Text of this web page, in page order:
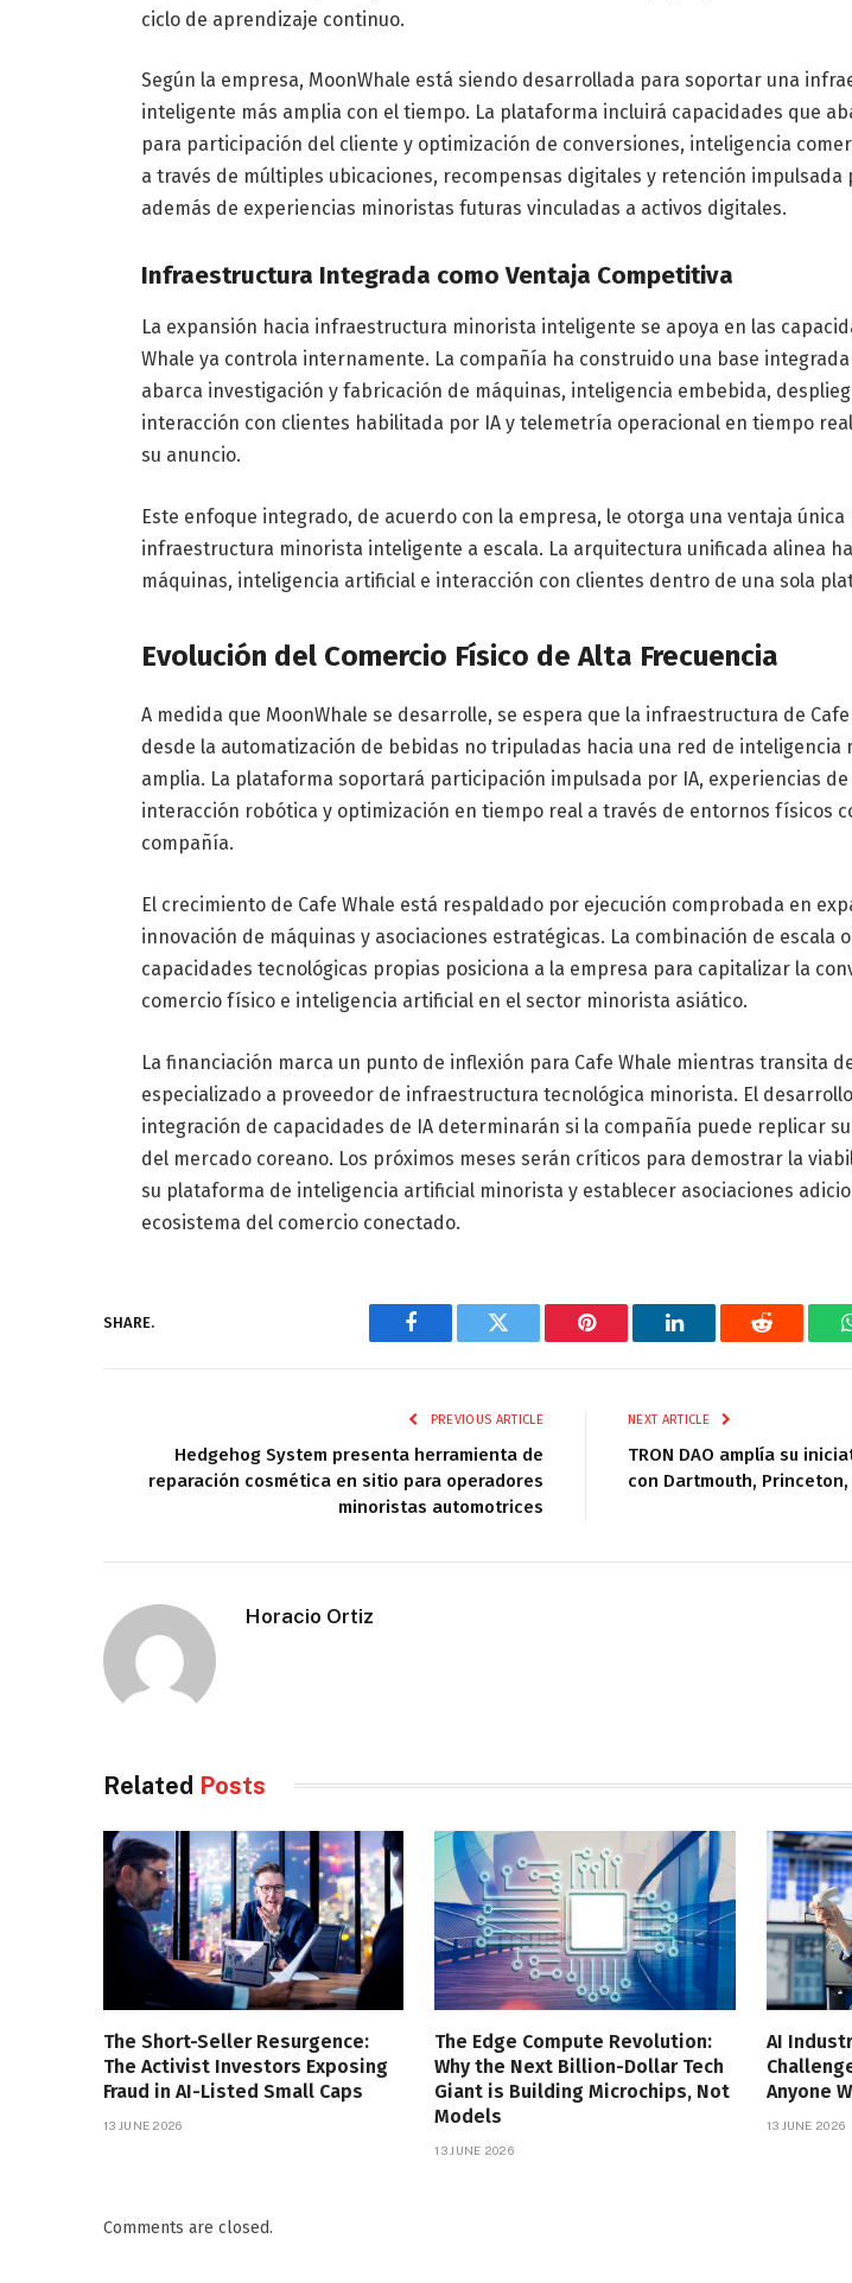
ciclo de aprendizaje continuo.
Según la empresa, MoonWhale está siendo desarrollada para soportar una
inteligente más amplia con el tiempo. La plataforma incluirá capacidades que
para participación del cliente y optimización de conversiones, inteligencia
a través de múltiples ubicaciones, recompensas digitales y retención impulsada
además de experiencias minoristas futuras vinculadas a activos digitales.
Infraestructura Integrada como Ventaja Competitiva
La expansión hacia infraestructura minorista inteligente se apoya en las
Whale ya controla internamente. La compañía ha construido una base
abarca investigación y fabricación de máquinas, inteligencia embebida,
interacción con clientes habilitada por IA y telemetría operacional en tiempo
su anuncio.
Este enfoque integrado, de acuerdo con la empresa, le otorga una ventaja
infraestructura minorista inteligente a escala. La arquitectura unificada alinea
máquinas, inteligencia artificial e interacción con clientes dentro de una sola
Evolución del Comercio Físico de Alta Frecuencia
A medida que MoonWhale se desarrolle, se espera que la infraestructura de
desde la automatización de bebidas no tripuladas hacia una red de inteligencia
amplia. La plataforma soportará participación impulsada por IA, experiencias de
interacción robótica y optimización en tiempo real a través de entornos físicos
compañía.
El crecimiento de Cafe Whale está respaldado por ejecución comprobada en
innovación de máquinas y asociaciones estratégicas. La combinación de escala
capacidades tecnológicas propias posiciona a la empresa para capitalizar la
comercio físico e inteligencia artificial en el sector minorista asiático.
La financiación marca un punto de inflexión para Cafe Whale mientras transita
especializado a proveedor de infraestructura tecnológica minorista. El
integración de capacidades de IA determinarán si la compañía puede replicar
del mercado coreano. Los próximos meses serán críticos para demostrar la
su plataforma de inteligencia artificial minorista y establecer asociaciones
ecosistema del comercio conectado.
SHARE.
Facebook Twitter Pinterest LinkedIn Reddit
PREVIOUS ARTICLE
Hedgehog System presenta herramienta de
reparación cosmética en sitio para operadores
minoristas automotrices
NEXT ARTICLE
TRON DAO amplía su
con Dartmouth,
Horacio Ortiz
Related Posts
The Short-Seller Resurgence:
The Activist Investors Exposing
Fraud in AI-Listed Small Caps
13 JUNE 2026
The Edge Compute Revolution:
Why the Next Billion-Dollar Tech
Giant is Building Microchips, Not
Models
13 JUNE 2026
AI
Anyone
13 JUNE 2026
Comments are closed.